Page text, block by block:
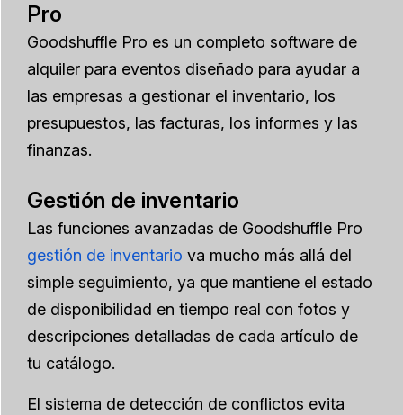
Pro
Goodshuffle Pro es un completo software de
alquiler para eventos diseñado para ayudar a
las empresas a gestionar el inventario, los
presupuestos, las facturas, los informes y las
finanzas.
Gestión de inventario
Las funciones avanzadas de Goodshuffle Pro
gestión de inventario va mucho más allá del
simple seguimiento, ya que mantiene el estado
de disponibilidad en tiempo real con fotos y
descripciones detalladas de cada artículo de
tu catálogo.
El sistema de detección de conflictos evita